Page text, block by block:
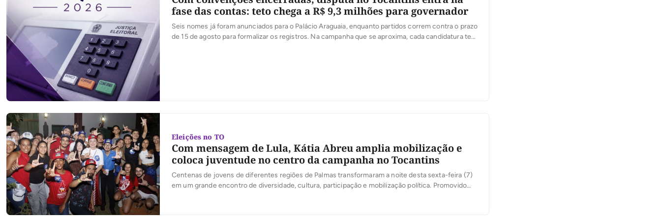
fase das contas: teto chega a R$ 9,3 milhões para governador
Seis nomes já foram anunciados para o Palácio Araguaia, enquanto partidos correm contra o prazo
de 15 de agosto para formalizar os registros. Na campanha que se aproxima, cada candidatura terá
Eleições no TO
Com mensagem de Lula, Kátia Abreu amplia mobilização e
coloca juventude no centro da campanha no Tocantins
Centenas de jovens de diferentes regiões de Palmas transformaram a noite desta sexta-feira (7)
em um grande encontro de diversidade, cultura, participação e mobilização política. Promovido